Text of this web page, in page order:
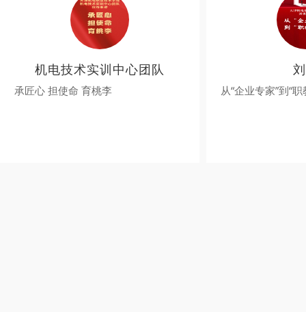
机电技术实训中心团队
承匠心 担使命 育桃李 从“企业专家”到“